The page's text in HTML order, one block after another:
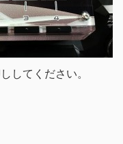
してください。